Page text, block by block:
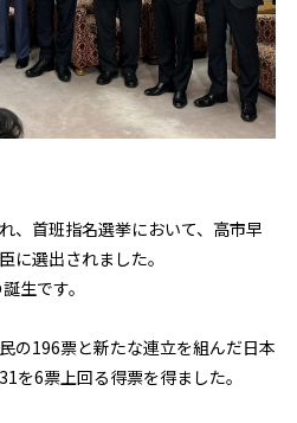
、首班指名選挙において、高市早
に選出されました。
生です。
の196票と新たな連立を組んだ日本
を6票上回る得票を得ました。